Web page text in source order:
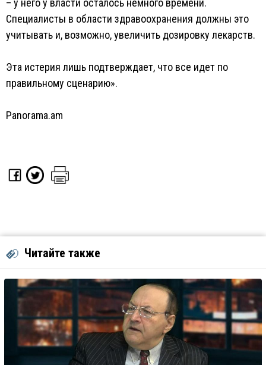
– у него у власти осталось немного времени.
Специалисты в области здравоохранения должны это
учитывать и, возможно, увеличить дозировку лекарств.
Эта истерия лишь подтверждает, что все идет по
правильному сценарию».
Panorama.am
Читайте также